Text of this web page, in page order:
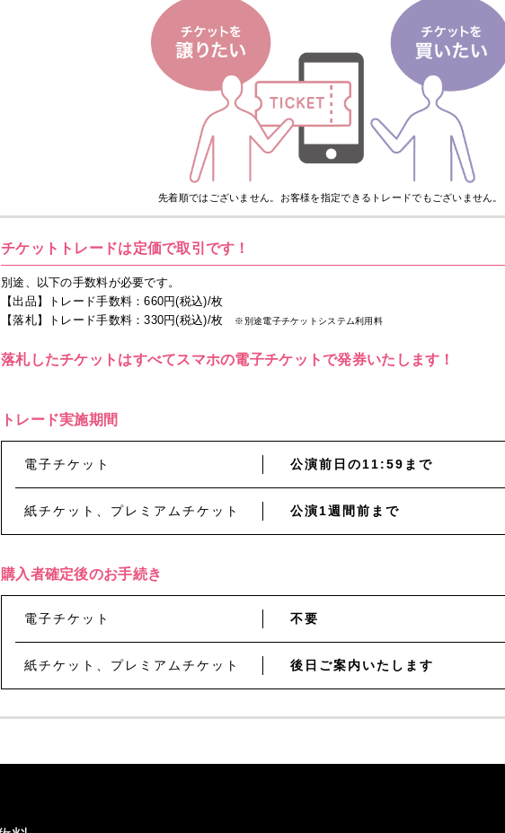
先着順ではございません。 お客様を指定できるトレードでもございません。
チケットトレードは定価で取引です！
別途、以下の手数料が必要です。
【出品】トレード手数料：660円(税込)/枚
【落札】トレード手数料：330円(税込)/枚
※別途電子チケットシステム利用料
落札したチケットはすべてスマホの電子チケットで発券いたします！
トレード実施期間
電子チケット 公演前日の11:59まで
紙チケット、プレミアムチケット 公演1週間前まで
購入者確定後のお手続き
電子チケット 不要
紙チケット、プレミアムチケット 後日ご案内いたします